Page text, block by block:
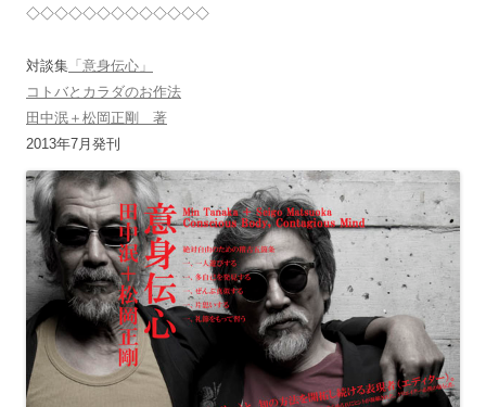
◇◇◇◇◇◇◇◇◇◇◇◇◇
対談集 「意身伝心」
コトバとカラダのお作法
田中泯＋松岡正剛 著
2013年7月発刊